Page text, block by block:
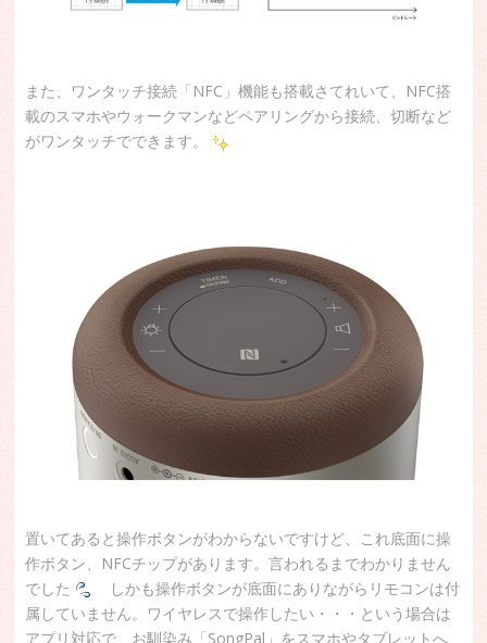
また、ワンタッチ接続「NFC」機能も搭載さてれいて、NFC搭
載のスマホやウォークマンなどペアリングから接続、切断など
がワンタッチでできます。
置いてあると操作ボタンがわからないですけど、これ底面に操
作ボタン、NFCチップがあります。言われるまでわかりません
でした
しかも操作ボタンが底面にありながらリモコンは付
属していません。ワイヤレスで操作したい・・・という場合は
アプリ対応で、お馴染み「SongPal」をスマホやタブレットへ